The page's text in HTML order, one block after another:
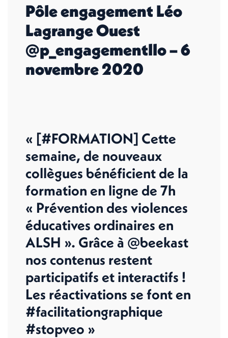
Pôle engagement Léo
Lagrange Ouest
@p_engagementllo – 6
novembre 2020
« [#FORMATION] Cette
semaine, de nouveaux
collègues bénéficient de la
formation en ligne de 7h
« Prévention des violences
éducatives ordinaires en
ALSH ». Grâce à @beekast
nos contenus restent
participatifs et interactifs !
Les réactivations se font en
#facilitationgraphique
#stopveo »